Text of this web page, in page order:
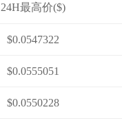
24H最高价($)
$0.0547322
$0.0555051
$0.0550228